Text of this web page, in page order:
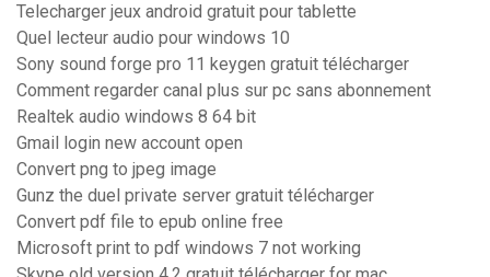
Telecharger jeux android gratuit pour tablette
Quel lecteur audio pour windows 10
Sony sound forge pro 11 keygen gratuit télécharger
Comment regarder canal plus sur pc sans abonnement
Realtek audio windows 8 64 bit
Gmail login new account open
Convert png to jpeg image
Gunz the duel private server gratuit télécharger
Convert pdf file to epub online free
Microsoft print to pdf windows 7 not working